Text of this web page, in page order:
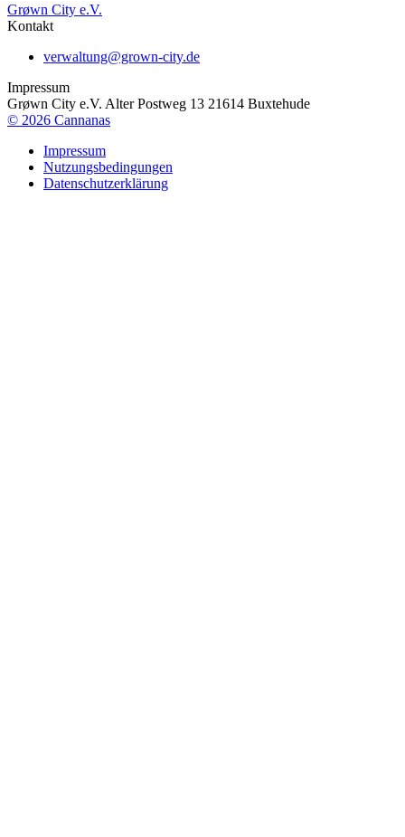
Grøwn City e.V.
Kontakt
verwaltung@grown-city.de
Impressum
Grøwn City e.V. Alter Postweg 13 21614 Buxtehude
© 2026 Cannanas
Impressum
Nutzungsbedingungen
Datenschutzerklärung